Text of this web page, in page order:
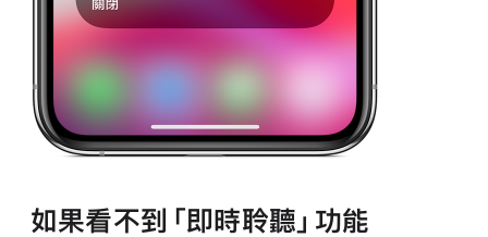
如果看不到「即時聆聽」功能